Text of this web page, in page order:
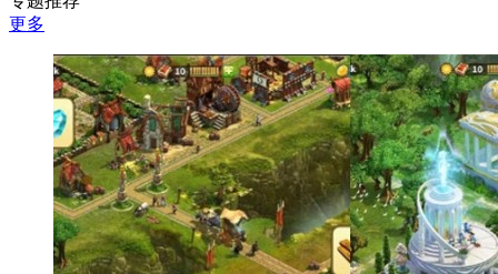
更多